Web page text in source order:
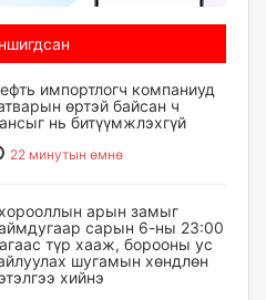
импортлогч компаниуд
өртэй байсан ч
нь битүүмжлэхгүй
22 минутын өмнө
арын замыг
сарын 6-ны 23:00
түр хааж, борооны ус
шугамын хөндлөн
хийнэ